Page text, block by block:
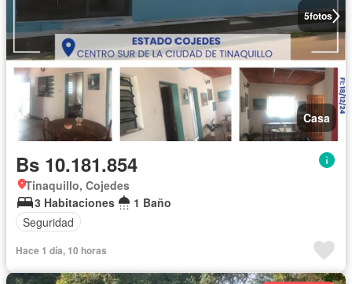
5fotos
Casa
Bs 10.181.854
Tinaquillo, Cojedes
3 Habitaciones
1 Baño
Seguridad
Hace 1 día, 10 horas